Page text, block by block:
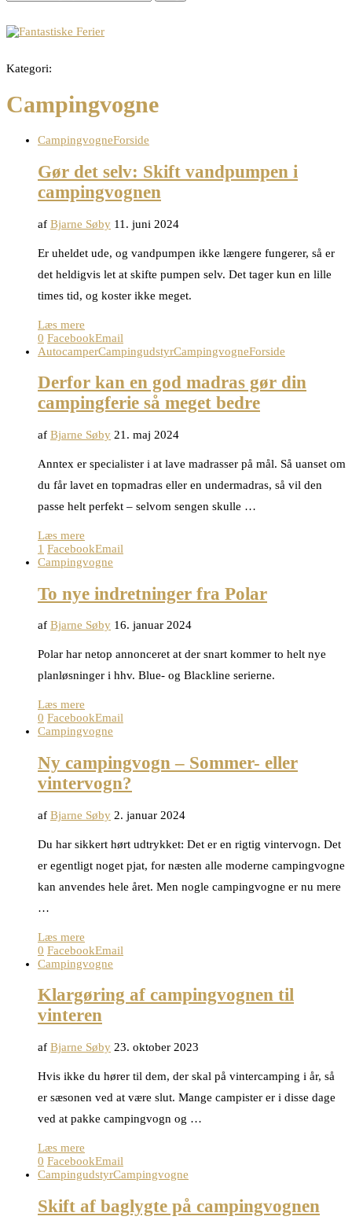
Kategori:
Campingvogne
CampingvogneForside
Gør det selv: Skift vandpumpen i
campingvognen
af Bjarne Søby 11. juni 2024
Er uheldet ude, og vandpumpen ikke længere fungerer, så er
det heldigvis let at skifte pumpen selv. Det tager kun en lille
times tid, og koster ikke meget.
Læs mere
0 FacebookEmail
AutocamperCampingudstyrCampingvogneForside
Derfor kan en god madras gør din
campingferie så meget bedre
af Bjarne Søby 21. maj 2024
Anntex er specialister i at lave madrasser på mål. Så uanset om
du får lavet en topmadras eller en undermadras, så vil den
passe helt perfekt – selvom sengen skulle …
Læs mere
1 FacebookEmail
Campingvogne
To nye indretninger fra Polar
af Bjarne Søby 16. januar 2024
Polar har netop annonceret at der snart kommer to helt nye
planløsninger i hhv. Blue- og Blackline serierne.
Læs mere
0 FacebookEmail
Campingvogne
Ny campingvogn – Sommer- eller
vintervogn?
af Bjarne Søby 2. januar 2024
Du har sikkert hørt udtrykket: Det er en rigtig vintervogn. Det
er egentligt noget pjat, for næsten alle moderne campingvogne
kan anvendes hele året. Men nogle campingvogne er nu mere
…
Læs mere
0 FacebookEmail
Campingvogne
Klargøring af campingvognen til
vinteren
af Bjarne Søby 23. oktober 2023
Hvis ikke du hører til dem, der skal på vintercamping i år, så
er sæsonen ved at være slut. Mange campister er i disse dage
ved at pakke campingvogn og …
Læs mere
0 FacebookEmail
CampingudstyrCampingvogne
Skift af baglygte på campingvognen